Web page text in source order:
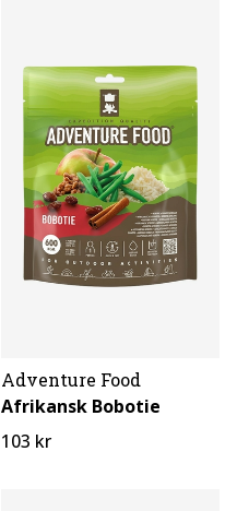
Adventure Food
Afrikansk Bobotie
103 kr